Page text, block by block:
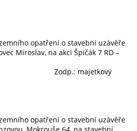
opatření o stavební uzávěře
Miroslav, na akci Špičák 7 RD –
majetkový
opatření o stavební uzávěře